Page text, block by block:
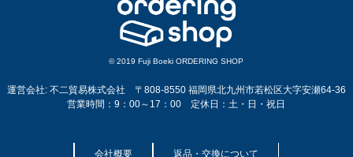
© 2019 Fuji Boeki ORDERING SHOP
運営会社: 不二貿易株式会社 〒808-8550 福岡県北九州市若松区大字安瀬64-36
営業時間：9：00～17：00 定休日：土・日・祝日
会社概要 返品・交換について